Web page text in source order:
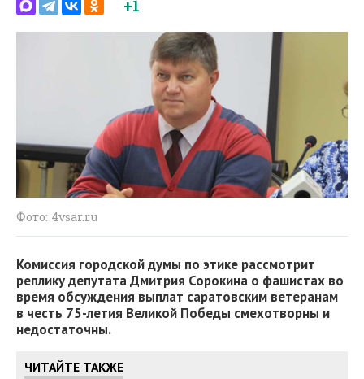
+1
Фото: 4vsar.ru
Комиссия городской думы по этике рассмотрит
реплику депутата Дмитрия Сорокина о фашистах во
время обсуждения выплат саратовским ветеранам
в честь 75-летия Великой Победы смехотворны и
недостаточны.
ЧИТАЙТЕ ТАКЖЕ